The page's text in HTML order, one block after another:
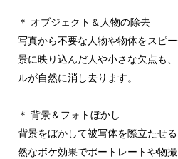
＊ オブジェクト＆人物の除去
写真から不要な人物や物体をスピ
景に映り込んだ人や小さな欠点も
ルが自然に消し去ります。
＊ 背景＆フォトぼかし
背景をぼかして被写体を際立たせ
然なボケ効果でポートレートや物